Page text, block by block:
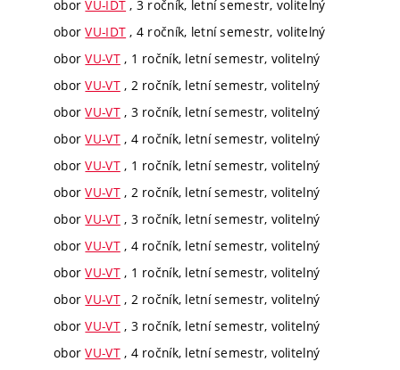
oborVU-IDT , 3 ročník, letní semestr, volitelný
oborVU-IDT , 4 ročník, letní semestr, volitelný
oborVU-VT, 1 ročník, letní semestr, volitelný
oborVU-VT, 2 ročník, letní semestr, volitelný
oborVU-VT, 3 ročník, letní semestr, volitelný
oborVU-VT, 4 ročník, letní semestr, volitelný
oborVU-VT, 1 ročník, letní semestr, volitelný
oborVU-VT, 2 ročník, letní semestr, volitelný
oborVU-VT, 3 ročník, letní semestr, volitelný
oborVU-VT, 4 ročník, letní semestr, volitelný
oborVU-VT, 1 ročník, letní semestr, volitelný
oborVU-VT, 2 ročník, letní semestr, volitelný
oborVU-VT, 3 ročník, letní semestr, volitelný
oborVU-VT, 4 ročník, letní semestr, volitelný